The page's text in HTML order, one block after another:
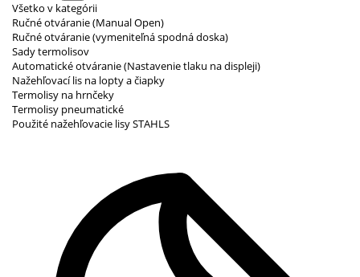
Všetko v kategórii
Ručné otváranie (Manual Open)
Ručné otváranie (vymeniteľná spodná doska)
Sady termolisov
Automatické otváranie (Nastavenie tlaku na displeji)
Nažehľovací lis na lopty a čiapky
Termolisy na hrnčeky
Termolisy pneumatické
Použité nažehľovacie lisy STAHLS